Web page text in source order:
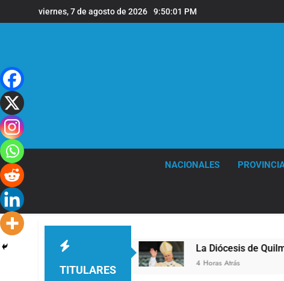
al
viernes, 7 de agosto de 2026 9:50:02 PM
NACIONALES
TITULARES
La Diócesis de Quilmes celebró la
4 Horas Atrás